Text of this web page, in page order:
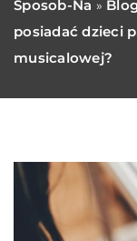
Sposob-Na »
posiadać dzieci
musicalowej?